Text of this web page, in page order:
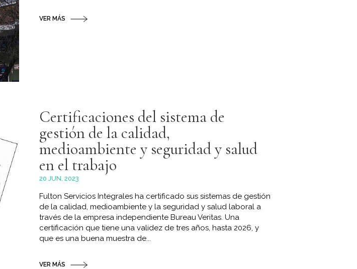
VER MÁS
Certificaciones del sistema de
gestión de la calidad,
medioambiente y seguridad y salud
en el trabajo
20 JUN, 2023
Fulton Servicios Integrales ha certificado sus sistemas de gestión
de la calidad, medioambiente y la seguridad y salud laboral a
través de la empresa independiente Bureau Veritas. Una
certificación que tiene una validez de tres años, hasta 2026, y
que es una buena muestra de...
VER MÁS